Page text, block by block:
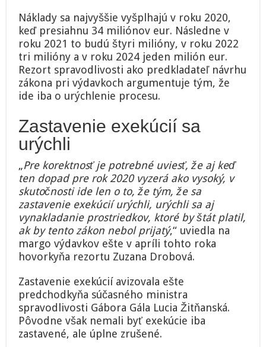
Náklady sa najvyššie vyšplhajú v roku 2020,
keď presiahnu 34 miliónov eur. Následne v
roku 2021 to budú štyri milióny, v roku 2022
tri milióny a v roku 2024 jeden milión eur.
Rezort spravodlivosti ako predkladateľ návrhu
zákona pri výdavkoch argumentuje tým, že
ide iba o urýchlenie procesu.
Zastavenie exekúcií sa
urýchli
„Pre korektnosť je potrebné uviesť, že aj keď
ten dopad pre rok 2020 vyzerá ako vysoký, v
skutočnosti ide len o to, že tým, že sa
zastavenie exekúcií urýchli, urýchli sa aj
vynakladanie prostriedkov, ktoré by štát platil,
ak by tento zákon nebol prijatý,“ uviedla na
margo výdavkov ešte v apríli tohto roka
hovorkyňa rezortu Zuzana Drobová.
Zastavenie exekúcií avizovala ešte
predchodkyňa súčasného ministra
spravodlivosti Gábora Gála Lucia Žitňanská.
Pôvodne však nemali byť exekúcie iba
zastavené, ale úplne zrušené.